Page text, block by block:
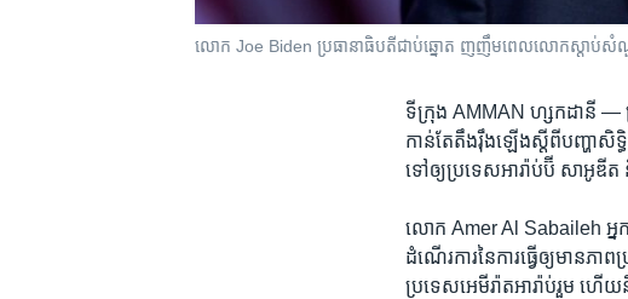
លោក Joe Biden ប្រធានាធិបតីជាប់ឆ្នោត ញញឹមពេលលោកស្តាប់សំណួរ
ទីក្រុង AMMAN ហ្សកដានី —
កាន់តែ​តឹងរ៉ឹង​ឡើង​ស្តីពី​បញ្ហា​
ទៅ​ឲ្យ​ប្រទេស​អារ៉ាប់​ប៊ី សាអូឌីត
លោក ​Amer Al Sabaileh ​អ្
ដំណើរការ​នៃ​ការធ្វើ​ឲ្យ​មាន​ភ
ប្រទេស​អេមីរ៉ាត​អារ៉ាប់រួម ​ហ